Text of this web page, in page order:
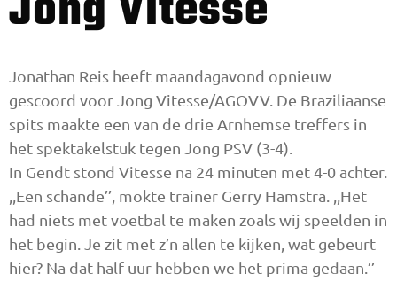
Jonathan Reis heeft maandagavond opnieuw
gescoord voor Jong Vitesse/AGOVV. De Braziliaanse
spits maakte een van de drie Arnhemse treffers in
het spektakelstuk tegen Jong PSV (3-4).
In Gendt stond Vitesse na 24 minuten met 4-0 achter.
,,Een schande’’, mokte trainer Gerry Hamstra. ,,Het
had niets met voetbal te maken zoals wij speelden in
het begin. Je zit met z’n allen te kijken, wat gebeurt
hier? Na dat half uur hebben we het prima gedaan.’’